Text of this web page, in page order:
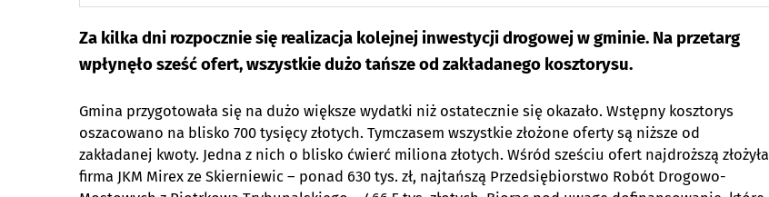
Za kilka dni rozpocznie się realizacja kolejnej inwestycji drogowej w gminie. Na przetarg
wpłynęło sześć ofert, wszystkie dużo tańsze od zakładanego kosztorysu.
Gmina przygotowała się na dużo większe wydatki niż ostatecznie się okazało. Wstępny kosztorys
oszacowano na blisko 700 tysięcy złotych. Tymczasem wszystkie złożone oferty są niższe od
zakładanej kwoty. Jedna z nich o blisko ćwierć miliona złotych. Wśród sześciu ofert najdroższą złożyła
firma JKM Mirex ze Skierniewic – ponad 630 tys. zł, najtańszą Przedsiębiorstwo Robót Drogowo-